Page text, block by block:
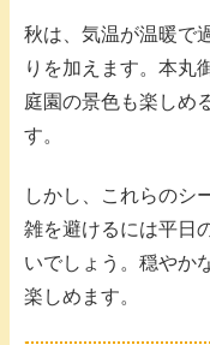
秋は、気温が温暖で
りを加えます。本丸
庭園の景色も楽しめ
す。
しかし、これらのシ
雑を避けるには平日
いでしょう。穏やか
楽しめます。